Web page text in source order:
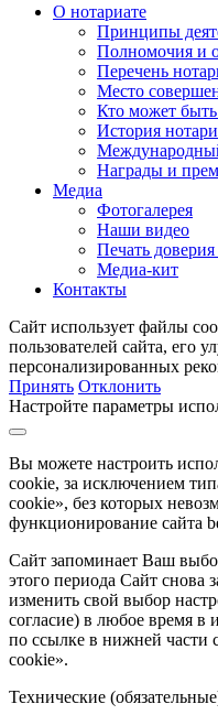
О нотариате
Принципы
Полномочия и
Перечень
Место
Кто может
История
Награды и
Медиа
Фотогалерея
Наши видео
Печать
Медиа-кит
Контакты
Сайт использует файлы
пользователей сайта, его
персонализированных
Принять Отклонить
Настройте параметры
Вы можете настроить
cookie, за исключением
cookie», без которых
функционирование сайта
Сайт запоминает Ваш
этого периода Сайт снова
изменить свой выбор
согласие) в любое время в
по ссылке в нижней части
cookie».
Технические